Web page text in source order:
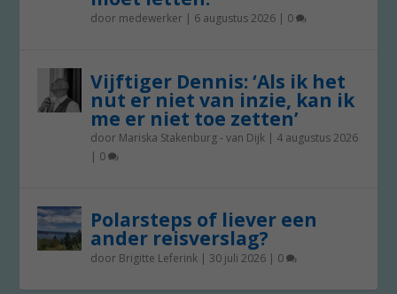
door medewerker | 6 augustus 2026 | 0
Vijftiger Dennis: ‘Als ik het
nut er niet van inzie, kan ik
me er niet toe zetten’
door Mariska Stakenburg - van Dijk | 4 augustus 2026
| 0
Polarsteps of liever een
ander reisverslag?
door Brigitte Leferink | 30 juli 2026 | 0